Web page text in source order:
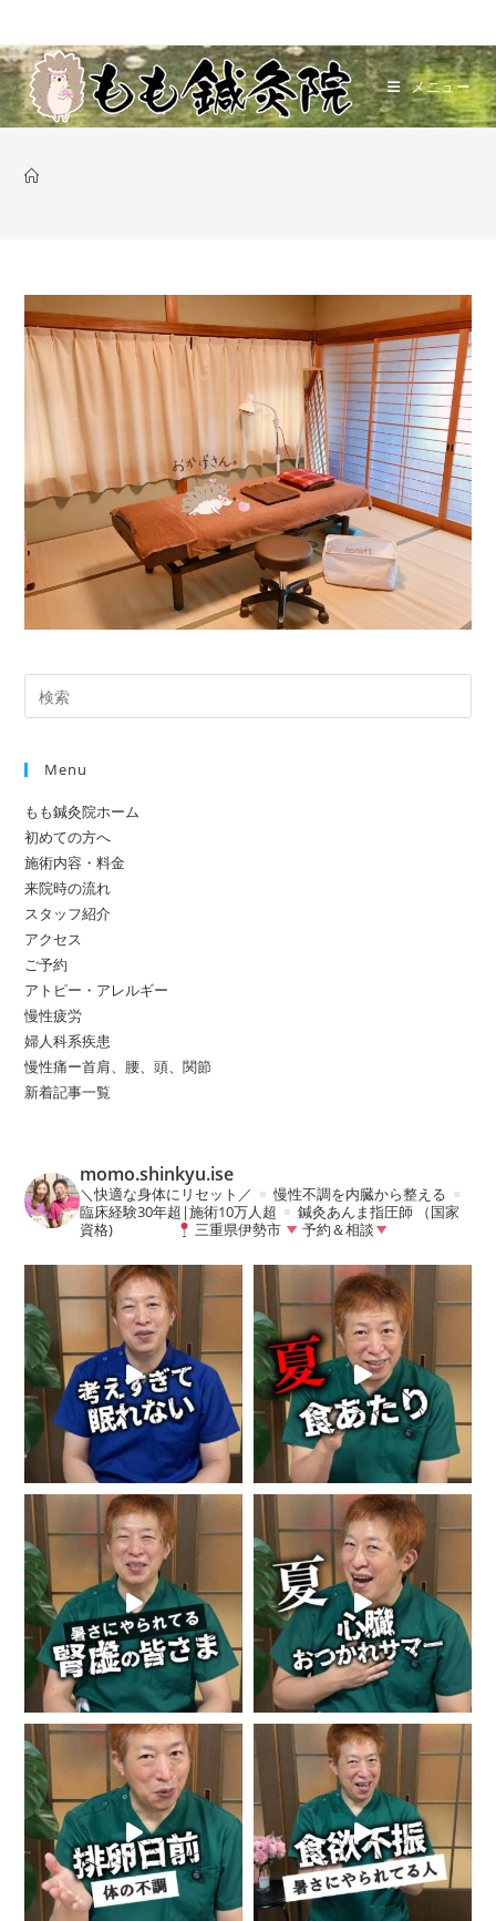
ン
テ
ン
ツ
メニュー
Menu
もも鍼灸院ホーム
初めての方へ
施術内容・料金
来院時の流れ
スタッフ紹介
アクセス
ご予約
アトピー・アレルギー
慢性疲労
婦人科系疾患
慢性痛ー首肩、腰、頭、関節
新着記事一覧
momo.shinkyu.ise
＼快適な身体にリセット／
慢性不調を内臓から整える
臨床経験30年超|施術10万人超
鍼灸あんま指圧師 （国家
資格)
三重県伊勢市 予約＆相談